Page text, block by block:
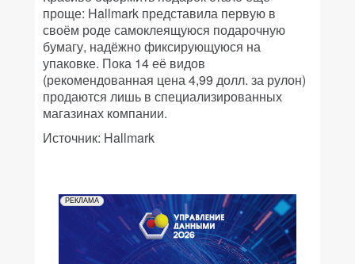
проще: Hallmark представила первую в
своём роде самоклеящуюся подарочную
бумагу, надёжно фиксирующуюся на
упаковке. Пока 14 её видов
(рекомендованная цена 4,99 долл. за рулон)
продаются лишь в специализированных
магазинах компании.
Источник: Hallmark
РЕКЛАМА